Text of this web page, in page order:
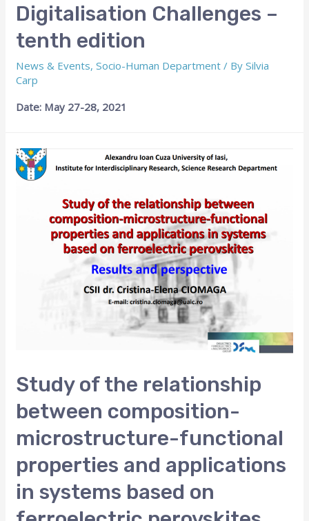
Digitalisation Challenges –
tenth edition
News & Events,Socio-Human Department / BySilvia
Carp
Date: May 27-28, 2021
Study of the relationship
between composition-
microstructure-functional
properties and applications
in systems based on